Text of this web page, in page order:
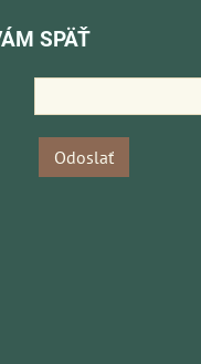
SPÄŤ
Odoslať